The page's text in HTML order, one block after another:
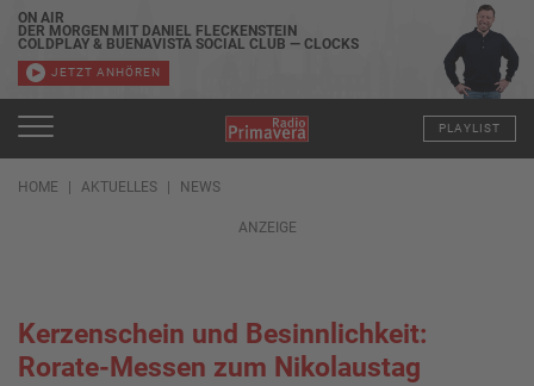
ON AIR
DER MORGEN MIT DANIEL FLECKENSTEIN
COLDPLAY & BUENAVISTA SOCIAL CLUB — CLOCKS
JETZT ANHÖREN
PLAYLIST
HOME AKTUELLES NEWS
ANZEIGE
Kerzenschein und Besinnlichkeit:
Rorate-Messen zum Nikolaustag